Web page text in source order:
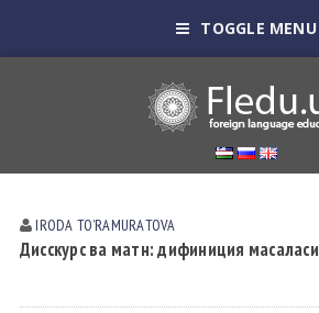
TOGGLE MENU
IRODA TOʼRАMURАTOVА
Дисскурс ва матн: дифиниция масаласи